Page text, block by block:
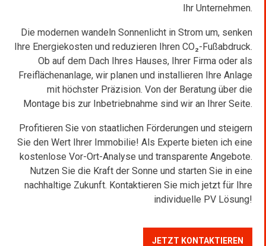
Ihr Unternehmen.
Die modernen wandeln Sonnenlicht in Strom um, senken
Ihre Energiekosten und reduzieren Ihren CO₂-Fußabdruck.
Ob auf dem Dach Ihres Hauses, Ihrer Firma oder als
Freiflächenanlage, wir planen und installieren Ihre Anlage
mit höchster Präzision. Von der Beratung über die
Montage bis zur Inbetriebnahme sind wir an Ihrer Seite.
Profitieren Sie von staatlichen Förderungen und steigern
Sie den Wert Ihrer Immobilie! Als Experte bieten ich eine
kostenlose Vor-Ort-Analyse und transparente Angebote.
Nutzen Sie die Kraft der Sonne und starten Sie in eine
nachhaltige Zukunft. Kontaktieren Sie mich jetzt für Ihre
individuelle PV Lösung!
JETZT KONTAKTIEREN